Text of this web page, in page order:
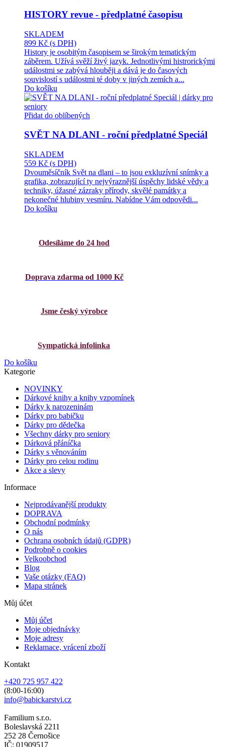
HISTORY revue - předplatné časopisu
SKLADEM
899 Kč (s DPH)
History je osobitým časopisem se širokým tematickým
záběrem. Užívá svěží živý jazyk. Jednotlivými histrorickými
událostmi se zabývá hlouběji a dává je do časových
souvislostí s událostmi té doby v jiných zemích a...
Do košíku
Přidat do oblíbených
SVĚT NA DLANI - roční předplatné Speciál
SKLADEM
559 Kč (s DPH)
Dvouměsíčník Svět na dlani – to jsou exkluzívní snímky a
grafika, zobrazující ty nejvýraznější úspěchy lidské vědy a
techniky, úžasné zázraky přírody, skvělé památky a
nekonečné hlubiny vesmíru. Nabídne Vám odpovědi...
Do košíku
Odesíláme do 24 hod
Doprava zdarma od 1000 Kč
Jsme český výrobce
Sympatická infolinka
Do košíku
Kategorie
NOVINKY
Dárkové knihy a knihy vzpomínek
Dárky k narozeninám
Dárky pro babičku
Dárky pro dědečka
Všechny dárky pro seniory
Dárková přáníčka
Dárky s věnováním
Dárky pro celou rodinu
Akce a slevy
Informace
Nejprodávanější produkty
DOPRAVA
Obchodní podmínky
O nás
Ochrana osobních údajů (GDPR)
Podrobně o cookies
Velkoobchod
Blog
Vaše otázky (FAQ)
Mapa stránek
Můj účet
Můj účet
Moje objednávky
Moje adresy
Reklamace, vrácení zboží
Kontakt
+420 725 957 422
(8:00-16:00)
info@babickarstvi.cz
Familium s.r.o.
Boleslavská 2211
252 28 Černošice
IČ: 01909517